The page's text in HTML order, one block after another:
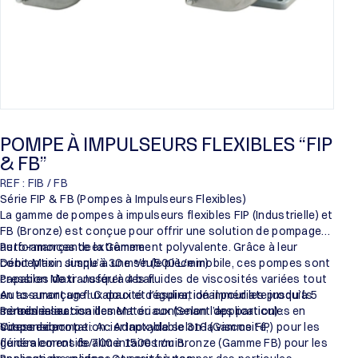
POMPE À IMPULSEURS FLEXIBLES “FIP
& FB”
REF : FIB / FB
Série FIP & FB (Pompes à Impulseurs Flexibles)
La gamme de pompes à impulseurs flexibles FIP (Industrielle) et
FB (Bronze) est conçue pour offrir une solution de pompage
auto-amorçante extrêmement polyvalente. Grâce à leur
conception simple à une seule pièce mobile, ces pompes sont
capables de transférer des fluides de viscosités variées tout
en assurant un flux doux et régulier, idéal pour les produits
sensibles au cisaillement ou contenant des particules en
suspension.
Performances de la Gamme :
Débit Maxi : Jusqu’à 30 m³/h (500 L/min).
Pression Maxi : Jusqu’à 4 bar.
Auto-amorçage : Capacité d’aspiration immédiate jusqu’à 5
mètres à sec.
Vitesse de rotation : Adaptable selon la viscosité,
généralement de 700 à 1500 tr/min.
Personnalisation des Matériaux (Selon l’application) :
Corps de pompe : Acier Inoxydable 316 (Gamme FIP) pour les
fluides corrosifs/alimentaires ou Bronze (Gamme FB) pour les